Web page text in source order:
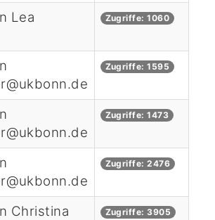
Lea
Zugriffe: 1060
Zugriffe: 1595
Zugriffe: 1473
Zugriffe: 2476
Christina
Zugriffe: 3905